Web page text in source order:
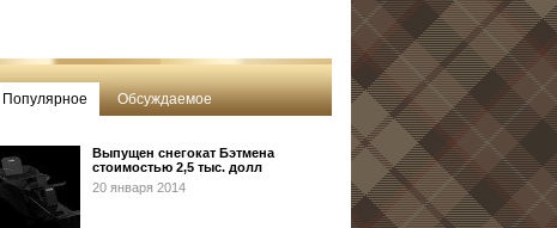
Популярное Обсуждаемое
Выпущен снегокат Бэтмена
стоимостью 2,5 тыс. долл
20 января 2014